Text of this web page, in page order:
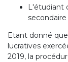
L'étudiant
Etant donné
lucratives
2019, la